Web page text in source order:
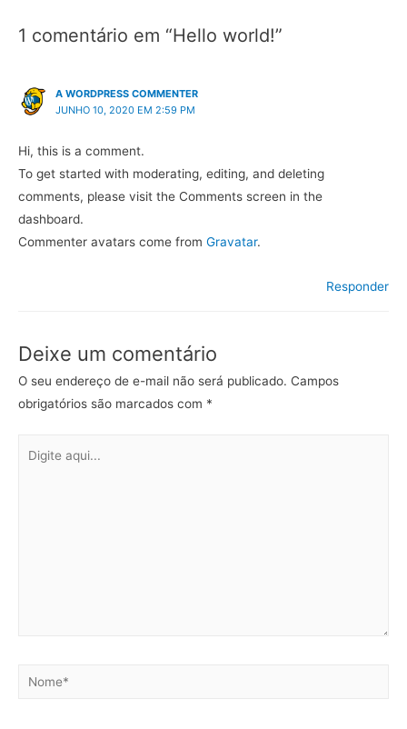
1 comentário em “Hello world!”
A WORDPRESS COMMENTER
JUNHO 10, 2020 EM 2:59 PM
Hi, this is a comment.
To get started with moderating, editing, and deleting
comments, please visit the Comments screen in the
dashboard.
Commenter avatars come from Gravatar.
Responder
Deixe um comentário
O seu endereço de e-mail não será publicado. Campos
obrigatórios são marcados com *